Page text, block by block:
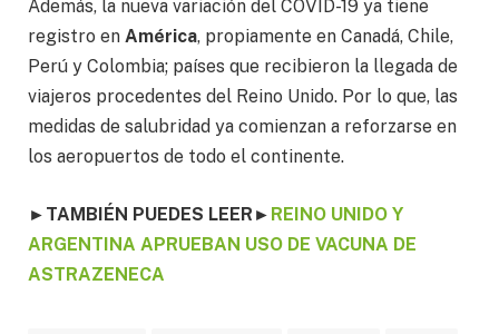
Además, la nueva variación del COVID-19 ya tiene
registro en América, propiamente en Canadá, Chile,
Perú y Colombia; países que recibieron la llegada de
viajeros procedentes del Reino Unido. Por lo que, las
medidas de salubridad ya comienzan a reforzarse en
los aeropuertos de todo el continente.
►TAMBIÉN PUEDES LEER ► REINO UNIDO Y
ARGENTINA APRUEBAN USO DE VACUNA DE
ASTRAZENECA